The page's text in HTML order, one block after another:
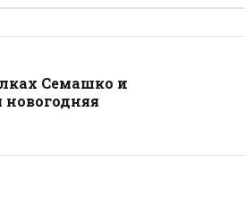
Семашко и
новогодняя